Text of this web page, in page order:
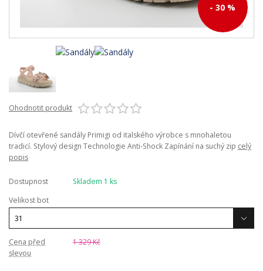
- 30 %
Ohodnotit produkt
Dívčí otevřené sandály Primigi od italského výrobce s mnohaletou
tradicí. Stylový design Technologie Anti-Shock Zapínání na suchý zip celý
popis
Dostupnost
Skladem 1 ks
Velikost bot
Cena před
slevou
1 329 Kč